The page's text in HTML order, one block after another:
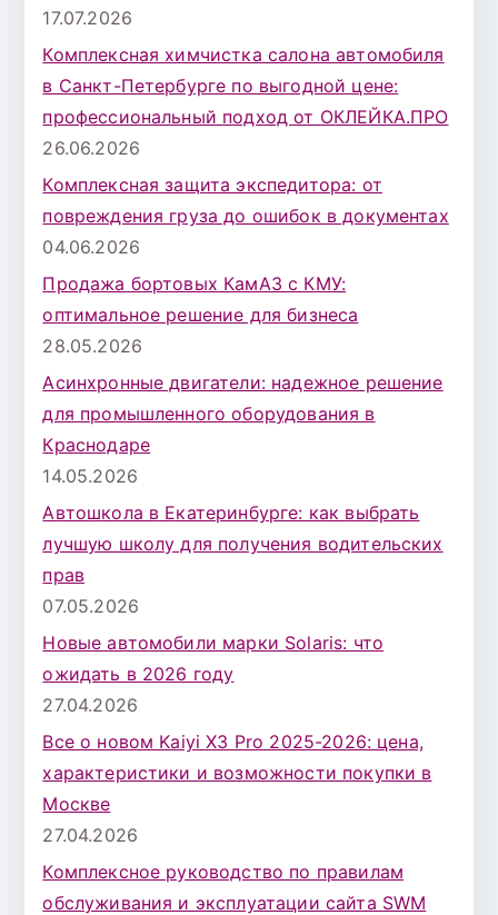
17.07.2026
Комплексная химчистка салона автомобиля
в Санкт-Петербурге по выгодной цене:
профессиональный подход от ОКЛЕЙКА.ПРО
26.06.2026
Комплексная защита экспедитора: от
повреждения груза до ошибок в документах
04.06.2026
Продажа бортовых КамАЗ с КМУ:
оптимальное решение для бизнеса
28.05.2026
Асинхронные двигатели: надежное решение
для промышленного оборудования в
Краснодаре
14.05.2026
Автошкола в Екатеринбурге: как выбрать
лучшую школу для получения водительских
прав
07.05.2026
Новые автомобили марки Solaris: что
ожидать в 2026 году
27.04.2026
Все о новом Kaiyi X3 Pro 2025-2026: цена,
характеристики и возможности покупки в
Москве
27.04.2026
Комплексное руководство по правилам
обслуживания и эксплуатации сайта SWM